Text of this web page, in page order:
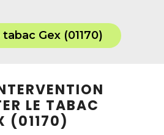
Gex (01170)
LE TABAC
(01170)